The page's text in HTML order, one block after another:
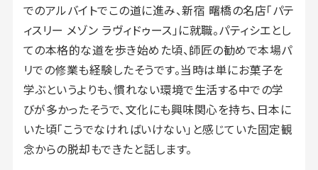
でのアルバイトでこの道に進み、新宿 曙橋の名店「パテ
ィスリー メゾン ラヴィドゥース」に就職。パティシエとし
ての本格的な道を歩き始めた頃、師匠の勧めで本場パ
リでの修業も経験したそうです。当時は単にお菓子を
学ぶというよりも、慣れない環境で生活する中での学
びが多かったそうで、文化にも興味関心を持ち、日本に
いた頃「こうでなければいけない」と感じていた固定観
念からの脱却もできたと話します。